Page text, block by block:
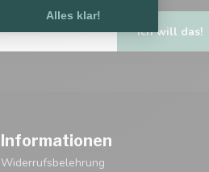
Ich will das!
Informationen
Widerrufsbelehrung